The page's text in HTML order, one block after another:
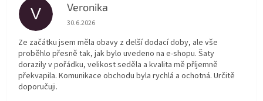
V Veronika
Hodnocení obchodu je 5 z 5 hvězdiček.
30.6.2026
Ze začátku jsem měla obavy z delší dodací doby, ale vše
proběhlo přesně tak, jak bylo uvedeno na e-shopu. Šaty
dorazily v pořádku, velikost seděla a kvalita mě příjemně
překvapila. Komunikace obchodu byla rychlá a ochotná. Určitě
doporučuji.